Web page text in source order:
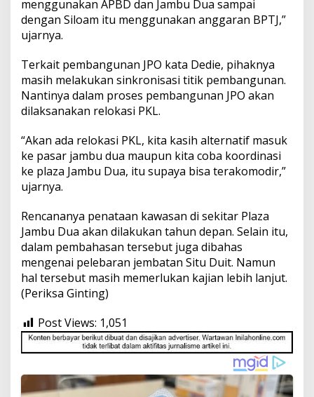
menggunakan APBD dan Jambu Dua sampai
dengan Siloam itu menggunakan anggaran BPTJ,”
ujarnya.
Terkait pembangunan JPO kata Dedie, pihaknya
masih melakukan sinkronisasi titik pembangunan.
Nantinya dalam proses pembangunan JPO akan
dilaksanakan relokasi PKL.
“Akan ada relokasi PKL, kita kasih alternatif masuk
ke pasar jambu dua maupun kita coba koordinasi
ke plaza Jambu Dua, itu supaya bisa terakomodir,”
ujarnya.
Rencananya penataan kawasan di sekitar Plaza
Jambu Dua akan dilakukan tahun depan. Selain itu,
dalam pembahasan tersebut juga dibahas
mengenai pelebaran jembatan Situ Duit. Namun
hal tersebut masih memerlukan kajian lebih lanjut.
(Periksa Ginting)
Post Views: 1,051